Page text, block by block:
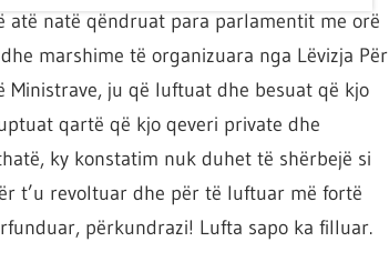
atë natë qëndruat para parlamentit me orë
marshime të organizuara nga Lëvizja Për
ju që luftuat dhe besuat që kjo
qartë që kjo qeveri private dhe
ky konstatim nuk duhet të shërbejë si
t’u revoltuar dhe për të luftuar më fortë
përkundrazi! Lufta sapo ka filluar.